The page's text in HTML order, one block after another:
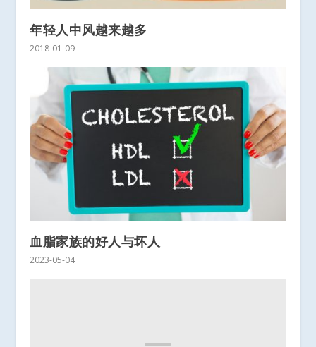
年轻人中风越来越多
2018-01-09
血脂家族的好人与坏人
2023-05-04